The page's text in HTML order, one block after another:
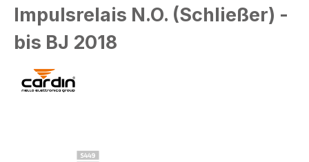
Impulsrelais N.O. (Schließer) -
bis BJ 2018